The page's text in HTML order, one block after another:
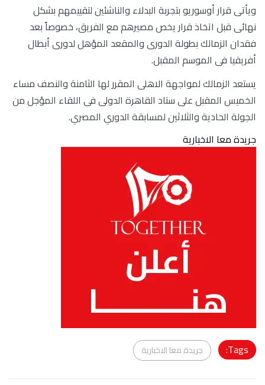
ويأتى قرار أوسوريو بتجربة البدلاء والناشئين لتقييمهم بشكل
نهائى قبل اتخاذ قرار يخص مصيرهم مع الفريق، خصوصاً بعد
فقدان الزمالك بطولة الدورى والمقعد المؤهل لدورى أبطال
أفريقيا فى الموسم المقبل.
يستعد الزمالك لمواجهة الاهلى المقرر لها الثامنة والنصف مساء
الخميس المقبل على ستاد القاهرة الدولى فى اللقاء المؤجل من
الجولة الحادية والثلاثين لمسابقة الدوري المصري.
جريدة معا الاخبارية
Tags: جريدة معا الاخبارية